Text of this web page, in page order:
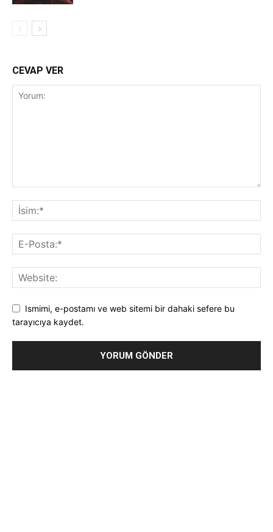
CEVAP VER
Ismimi, e-postamı ve web sitemi bir dahaki sefere bu
tarayıcıya kaydet.